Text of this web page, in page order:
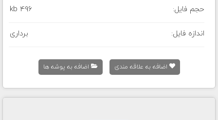
حجم فایل: 496 kb
اندازه فایل: برداری
اضافه به علاقه مندی اضافه به پوشه ها